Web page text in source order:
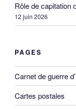
Rôle de capitation
12 juin 2026
PAGES
Carnet de guerre
Cartes postales